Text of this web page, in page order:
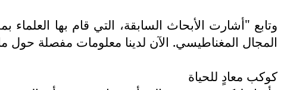
وتابع "أشارت الأبحاث السابقة، التي قام بها
المجال المغناطيسي. الآن لدينا معلومات مفصلة
كوكب معادٍ للحياة